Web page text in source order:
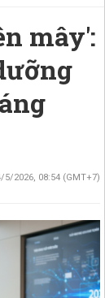
mây':
2026, 08:54 (GMT+7)